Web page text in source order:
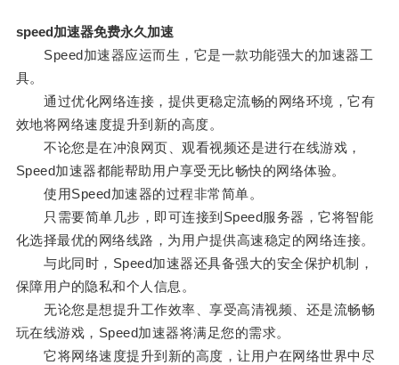
speed加速器免费永久加速
Speed加速器应运而生，它是一款功能强大的加速器工
具。
通过优化网络连接，提供更稳定流畅的网络环境，它有
效地将网络速度提升到新的高度。
不论您是在冲浪网页、观看视频还是进行在线游戏，
Speed加速器都能帮助用户享受无比畅快的网络体验。
使用Speed加速器的过程非常简单。
只需要简单几步，即可连接到Speed服务器，它将智能
化选择最优的网络线路，为用户提供高速稳定的网络连接。
与此同时，Speed加速器还具备强大的安全保护机制，
保障用户的隐私和个人信息。
无论您是想提升工作效率、享受高清视频、还是流畅畅
玩在线游戏，Speed加速器将满足您的需求。
它将网络速度提升到新的高度，让用户在网络世界中尽